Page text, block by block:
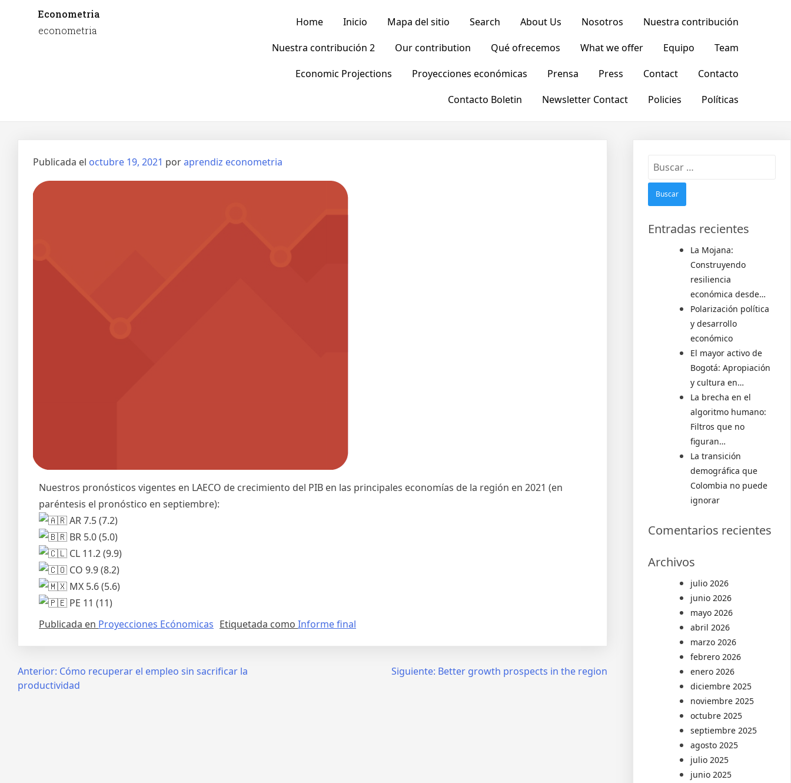
Econometria
econometria
Home Inicio Mapa del sitio Search About Us Nosotros
Nuestra contribución
Nuestra contribución 2
Our contribution Qué ofrecemos What we offer Equipo
Team
Economic Projections
Proyecciones económicas Prensa Press Contact
Contacto
Contacto Boletin
Newsletter Contact Policies Políticas
Publicada el octubre 19, 2021 poraprendiz econometria
Nuestros pronósticos vigentes en LAECO de crecimiento del PIB en las principales economías de la región en 2021 (en
paréntesis el pronóstico en septiembre):
AR 7.5 (7.2)
BR 5.0 (5.0)
CL 11.2 (9.9)
CO 9.9 (8.2)
MX 5.6 (5.6)
PE 11 (11)
Publicada en Proyecciones Ecónomicas Etiquetada como Informe final
Anterior: Cómo recuperar el empleo sin sacrificar la
productividad
Siguiente: Better growth prospects in the region
Entradas recientes
La Mojana:
Construyendo
resiliencia
económica desde…
Polarización política
y desarrollo
económico
El mayor activo de
Bogotá: Apropiación
y cultura en…
La brecha en el
algoritmo humano:
Filtros que no
figuran…
La transición
demográfica que
Colombia no puede
ignorar
Comentarios recientes
Archivos
julio 2026
junio 2026
mayo 2026
abril 2026
marzo 2026
febrero 2026
enero 2026
diciembre 2025
noviembre 2025
octubre 2025
septiembre 2025
agosto 2025
julio 2025
junio 2025